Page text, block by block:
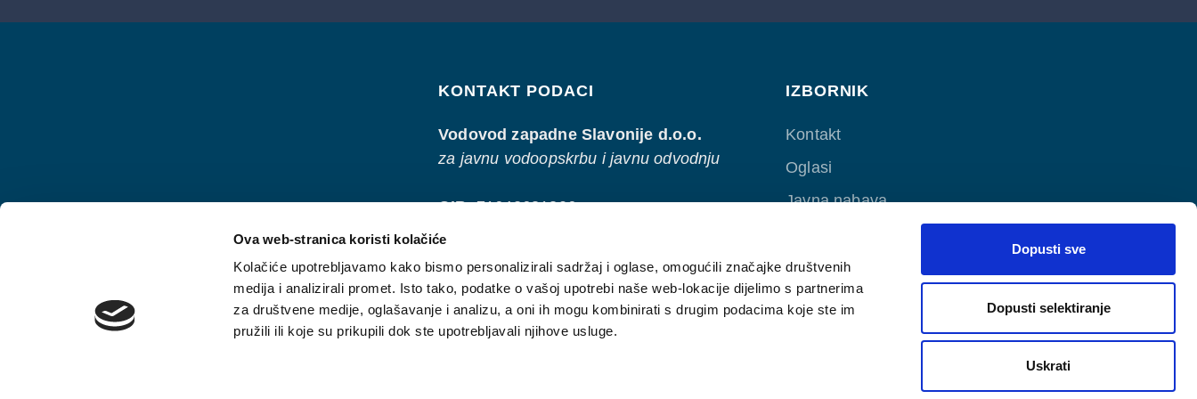
Ova web-stranica koristi kolačiće
Kolačiće upotrebljavamo kako bismo personalizirali sadržaj i oglase, omogućili značajke društvenih
medija i analizirali promet. Isto tako, podatke o vašoj upotrebi naše web-lokacije dijelimo s partnerima
za društvene medije, oglašavanje i analizu, a oni ih mogu kombinirati s drugim podacima koje ste im
pružili ili koje su prikupili dok ste upotrebljavali njihove usluge.
Dopusti sve
Dopusti selektiranje
Uskrati
KONTAKT PODACI
Vodovod zapadne Slavonije d.o.o.
za javnu vodoopskrbu i javnu odvodnju
OIB: 71642681806
35 400 Nova Gradiška
Tel
.: 035/433-063
Email:info@vzs.hr
IZBORNIK
Kontakt
Oglasi
Javna nabava
Opći uvjeti isporuke vodnih usluga
Politika kolačića